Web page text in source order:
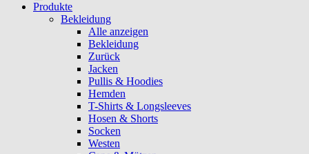
Produkte
Bekleidung
Alle anzeigen
Bekleidung
Zurück
Jacken
Pullis & Hoodies
Hemden
T-Shirts & Longsleeves
Hosen & Shorts
Socken
Westen